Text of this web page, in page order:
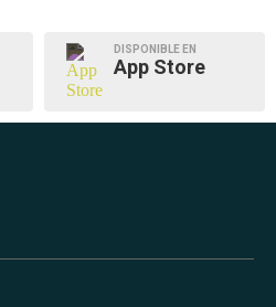
DISPONIBLE EN
App Store